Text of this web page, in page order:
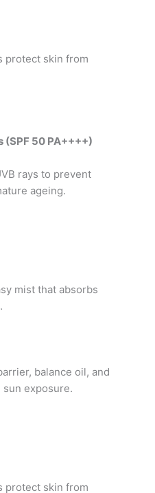
protect skin from
50 PA++++)
rays to prevent
ageing.
mist that absorbs
balance oil, and
exposure.
protect skin from